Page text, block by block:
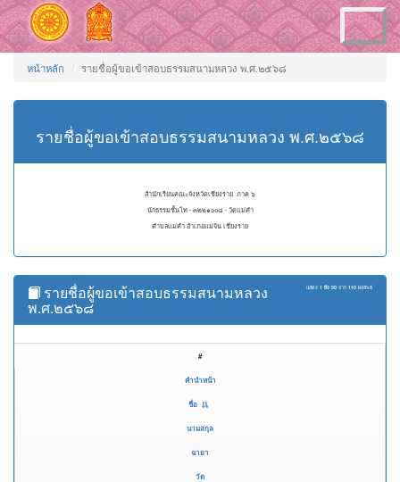
Toggle
navigation
หน้าหลัก รายชื่อผู้ขอเข้าสอบธรรมสนามหลวง พ.ศ.๒๕๖๘
รายชื่อผู้ขอเข้าสอบธรรมสนามหลวง พ.ศ.๒๕๖๘
สำนักเรียนคณะจังหวัดเชียงราย ภาค ๖
นักธรรมชั้นโท - ๓๒๒๑๐๐๘ - วัดแม่คำ
ตำบลแม่คำ อำเภอแม่จัน เชียงราย
แสดง 1 ถึง 50 จาก 110 ผลลัพธ์
รายชื่อผู้ขอเข้าสอบธรรมสนามหลวง
พ.ศ.๒๕๖๘
#
คำนำหน้า
ชื่อ
นามสกุล
ฉายา
วัด